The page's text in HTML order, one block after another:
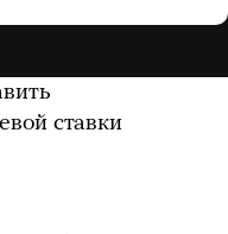
ставки